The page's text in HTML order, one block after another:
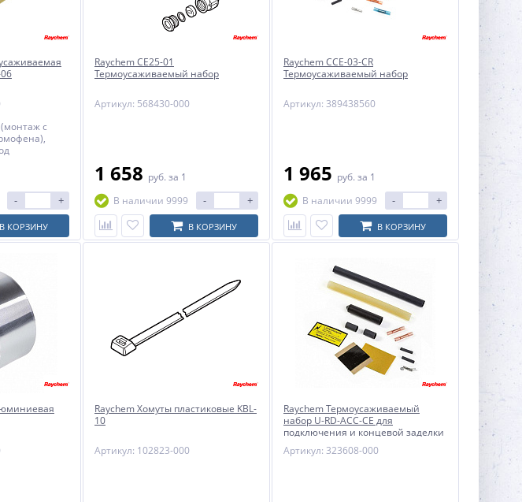
с
BTV,
Для
- +
В КОРЗИНУ
Raychem CE25-01
Термоусаживаемый набор
Артикул: 568430-000
1 658 руб. за 1
В наличии 9999
- +
В КОРЗИНУ
Raychem CCE-03-CR
Термоусаживаемый набор
Артикул: 389438560
1 965 руб. за 1
В наличии 9999
- +
В КОРЗИНУ
Raychem Хомуты пластиковые KBL-
10
Артикул: 102823-000
Raychem Термоусаживаемый
набор U-RD-ACC-CE для
подключения и концевой заделки
кабелей T2RED и ETL
Артикул: 323608-000